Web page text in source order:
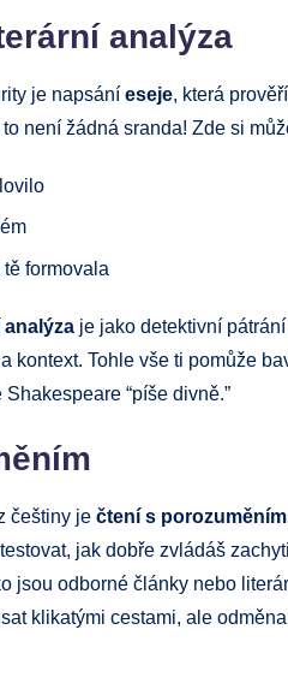
analýza
je napsání eseje, která
není žádná sranda! Zde si
formovala
analýza je jako detektivní
kontext. Tohle vše ti pomůže
“píše divně.”
češtiny je čtení s porozuměním
jak dobře zvládáš
jsou odborné články nebo
klikatými cestami, ale